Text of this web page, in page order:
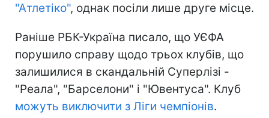
"Атлетіко", однак посіли лише друге місце.
Раніше РБК-Україна писало, що УЄФА
порушило справу щодо трьох клубів, що
залишилися в скандальній Суперлізі -
"Реала", "Барселони" і "Ювентуса". Клуб
можуть виключити з Ліги чемпіонів.